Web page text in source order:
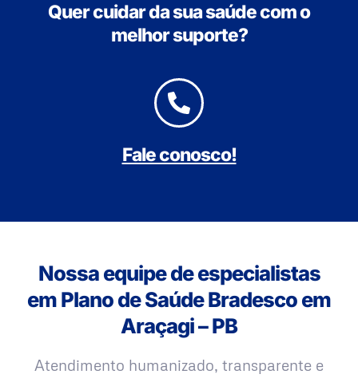
Quer cuidar da sua saúde com o
melhor suporte?
Fale conosco!
Nossa equipe de especialistas
em Plano de Saúde Bradesco em
Araçagi – PB
Atendimento humanizado, transparente e